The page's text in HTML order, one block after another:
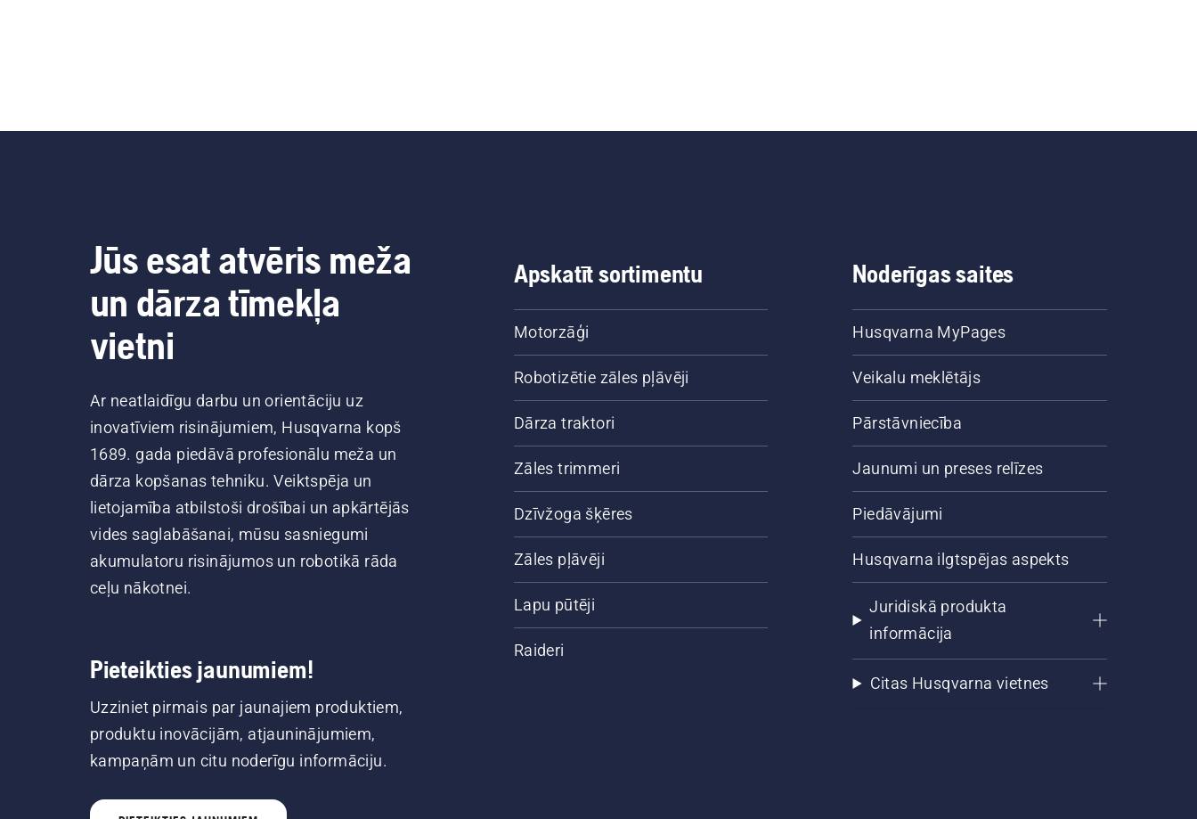
Jūs esat atvēris meža
un dārza tīmekļa
vietni
Ar neatlaidīgu darbu un orientāciju uz
inovatīviem risinājumiem, Husqvarna kopš
1689. gada piedāvā profesionālu meža un
dārza kopšanas tehniku. Veiktspēja un
lietojamība atbilstoši drošībai un apkārtējās
vides saglabāšanai, mūsu sasniegumi
akumulatoru risinājumos un robotikā rāda
ceļu nākotnei.
Pieteikties jaunumiem!
Uzziniet pirmais par jaunajiem produktiem,
produktu inovācijām, atjauninājumiem,
kampaņām un citu noderīgu informāciju.
Apskatīt sortimentu
Motorzāģi
Robotizētie zāles pļāvēji
Dārza traktori
Zāles trimmeri
Dzīvžoga šķēres
Zāles pļāvēji
Lapu pūtēji
Raideri
Noderīgas saites
Husqvarna MyPages
Veikalu meklētājs
Pārstāvniecība
Jaunumi un preses relīzes
Piedāvājumi
Husqvarna ilgtspējas aspekts
Juridiskā produkta
informācija
Citas Husqvarna vietnes